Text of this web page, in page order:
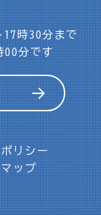
時30分まで
00分です
リシー
ップ